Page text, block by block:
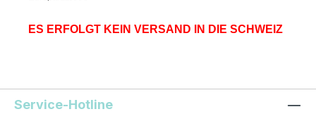
ES ERFOLGT KEIN VERSAND IN DIE SCHWEIZ
Service-Hotline